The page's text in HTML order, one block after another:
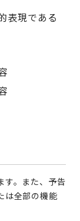
表現である
す。また、予告
は全部の機能